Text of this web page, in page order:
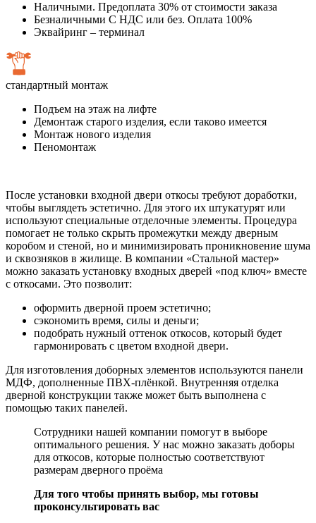
Наличными. Предоплата 30% от стоимости заказа
Безналичными С НДС или без. Оплата 100%
Эквайринг – терминал
стандартный монтаж
Подъем на этаж на лифте
Демонтаж старого изделия, если таково имеется
Монтаж нового изделия
Пеномонтаж
После установки входной двери откосы требуют доработки,
чтобы выглядеть эстетично. Для этого их штукатурят или
используют специальные отделочные элементы. Процедура
помогает не только скрыть промежутки между дверным
коробом и стеной, но и минимизировать проникновение шума
и сквозняков в жилище. В компании «Стальной мастер»
можно заказать установку входных дверей «под ключ» вместе
с откосами. Это позволит:
оформить дверной проем эстетично;
сэкономить время, силы и деньги;
подобрать нужный оттенок откосов, который будет
гармонировать с цветом входной двери.
Для изготовления доборных элементов используются панели
МДФ, дополненные ПВХ-плёнкой. Внутренняя отделка
дверной конструкции также может быть выполнена с
помощью таких панелей.
Сотрудники нашей компании помогут в выборе
оптимального решения. У нас можно заказать доборы
для откосов, которые полностью соответствуют
размерам дверного проёма
Для того чтобы принять выбор, мы готовы
проконсультировать вас